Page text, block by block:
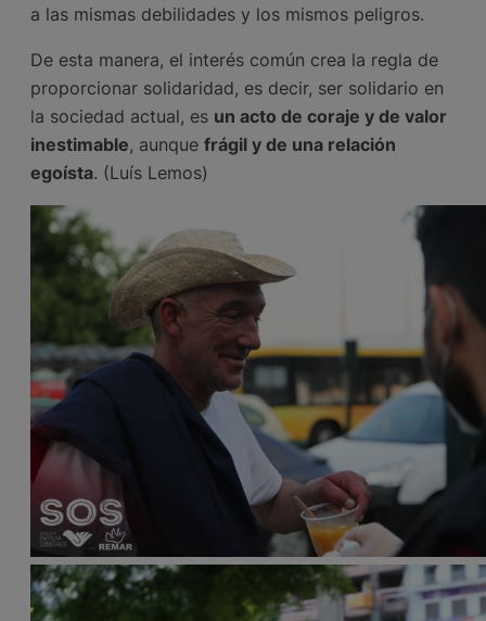
a las mismas debilidades y los mismos peligros.
De esta manera, el interés común crea la regla de
proporcionar solidaridad, es decir, ser solidario en
la sociedad actual, es un acto de coraje y de valor
inestimable, aunque frágil y de una relación
egoísta. (Luís Lemos)